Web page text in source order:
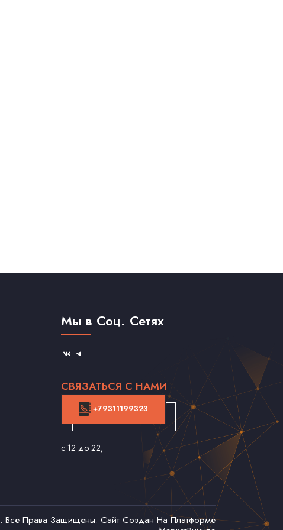
Мы в Соц. Сетях
СВЯЗАТЬСЯ С НАМИ
+79311199323
с 12 до 22,
. Все Права Защищены. Сайт Создан На Платформе